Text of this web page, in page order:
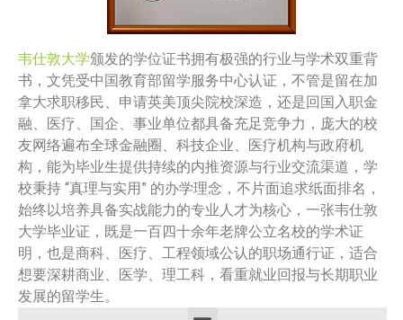
韦仕敦大学颁发的学位证书拥有极强的行业与学术双重背
书，文凭受中国教育部留学服务中心认证，不管是留在加
拿大求职移民、申请英美顶尖院校深造，还是回国入职金
融、医疗、国企、事业单位都具备充足竞争力，庞大的校
友网络遍布全球金融圈、科技企业、医疗机构与政府机
构，能为毕业生提供持续的内推资源与行业交流渠道，学
校秉持 “真理与实用” 的办学理念，不片面追求纸面排名，
始终以培养具备实战能力的专业人才为核心，一张韦仕敦
大学毕业证，既是一百四十余年老牌公立名校的学术证
明，也是商科、医疗、工程领域公认的职场通行证，适合
想要深耕商业、医学、理工科，看重就业回报与长期职业
发展的留学生。